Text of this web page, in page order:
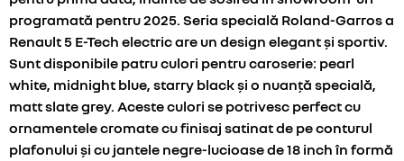
programată pentru 2025. Seria specială Roland-Garros a
Renault 5 E-Tech electric are un design elegant și sportiv.
Sunt disponibile patru culori pentru caroserie: pearl
white, midnight blue, starry black și o nuanță specială,
matt slate grey. Aceste culori se potrivesc perfect cu
ornamentele cromate cu finisaj satinat de pe conturul
plafonului și cu jantele negre-lucioase de 18 inch în formă